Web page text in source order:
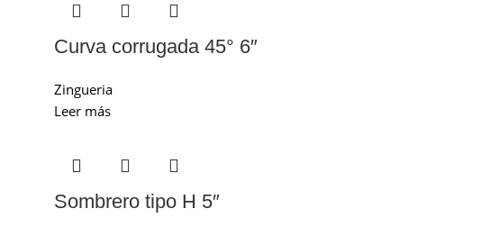
Curva corrugada 45° 6″
Zingueria
Leer más
Sombrero tipo H 5″